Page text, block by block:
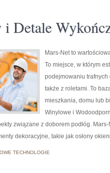
Detale
Mars-Net to
To miejsce, w którym
podejmowaniu
także z roletami. To
mieszkania, domu lub
Winylowe i
związane z doborem podłóg.
dekoracyjne, takie jak osłony
TECHNOLOGIE